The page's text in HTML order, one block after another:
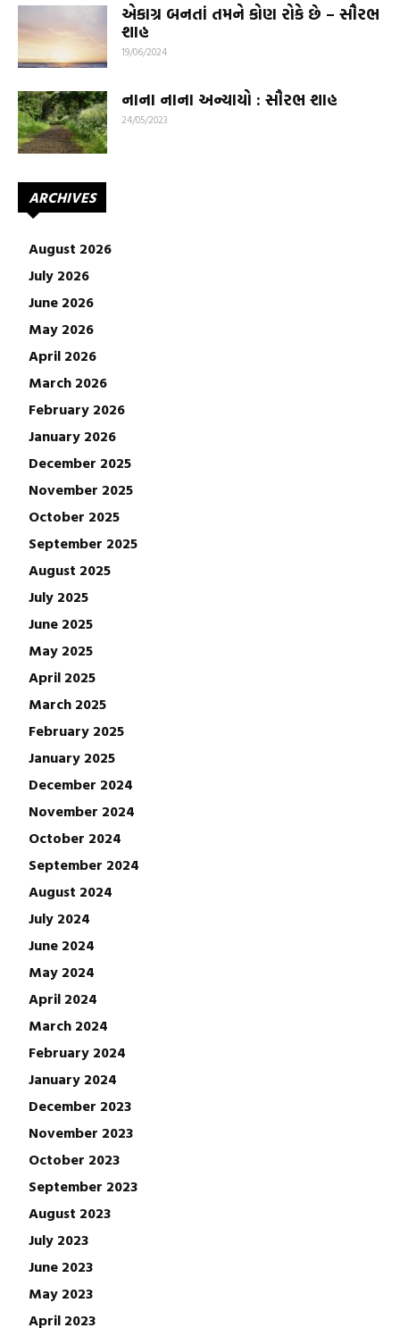
એકાગ્ર બનતાં તમને કોણ રોકે છે – સૌરભ
શાહ
19/06/2024
નાના નાના અન્યાયો : સૌરભ શાહ
24/05/2023
ARCHIVES
August 2026
July 2026
June 2026
May 2026
April 2026
March 2026
February 2026
January 2026
December 2025
November 2025
October 2025
September 2025
August 2025
July 2025
June 2025
May 2025
April 2025
March 2025
February 2025
January 2025
December 2024
November 2024
October 2024
September 2024
August 2024
July 2024
June 2024
May 2024
April 2024
March 2024
February 2024
January 2024
December 2023
November 2023
October 2023
September 2023
August 2023
July 2023
June 2023
May 2023
April 2023